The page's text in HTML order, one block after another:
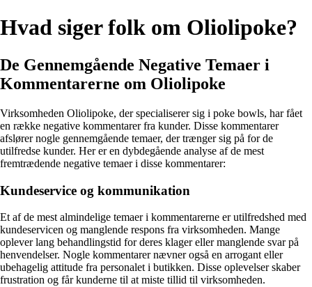
Hvad siger folk om Oliolipoke?
De Gennemgående Negative Temaer i
Kommentarerne om Oliolipoke
Virksomheden Oliolipoke, der specialiserer sig i poke bowls, har fået
en række negative kommentarer fra kunder. Disse kommentarer
afslører nogle gennemgående temaer, der trænger sig på for de
utilfredse kunder. Her er en dybdegående analyse af de mest
fremtrædende negative temaer i disse kommentarer:
Kundeservice og kommunikation
Et af de mest almindelige temaer i kommentarerne er utilfredshed med
kundeservicen og manglende respons fra virksomheden. Mange
oplever lang behandlingstid for deres klager eller manglende svar på
henvendelser. Nogle kommentarer nævner også en arrogant eller
ubehagelig attitude fra personalet i butikken. Disse oplevelser skaber
frustration og får kunderne til at miste tillid til virksomheden.